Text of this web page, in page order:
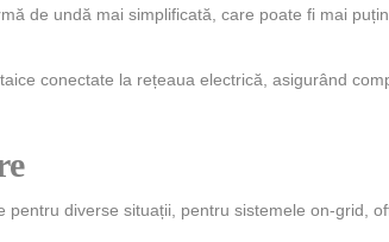
de undă mai simplificată, care poate fi mai
conectate la rețeaua electrică, asigurând
diverse situații, pentru sistemele on-grid,